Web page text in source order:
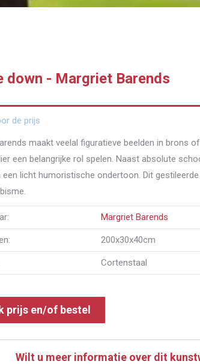
down - Margriet Barends
de prijs
maakt veelal figuratieve beelden in brons
een belangrijke rol spelen. Naast absolute
een licht humoristische ondertoon. Dit
Margriet Barends
200x30x40cm
Cortenstaal
prijs en/of bestel
Wilt u meer informatie over dit